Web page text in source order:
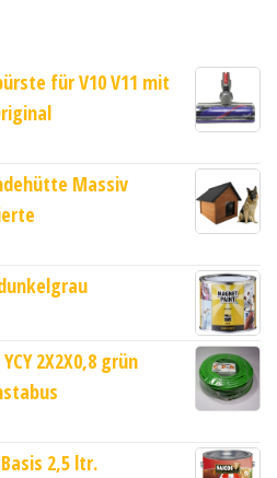
für V10 V11 mit
Massiv
2X2X0,8 grün
2,5 ltr.